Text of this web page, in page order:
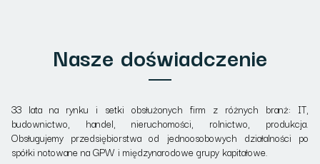
Nasze doświadczenie
33 lata na rynku i setki obsłużonych firm z różnych branż: IT,
budownictwo, handel, nieruchomości, rolnictwo, produkcja.
Obsługujemy przedsiębiorstwa od jednoosobowych działalności po
spółki notowane na GPW i międzynarodowe grupy kapitałowe.